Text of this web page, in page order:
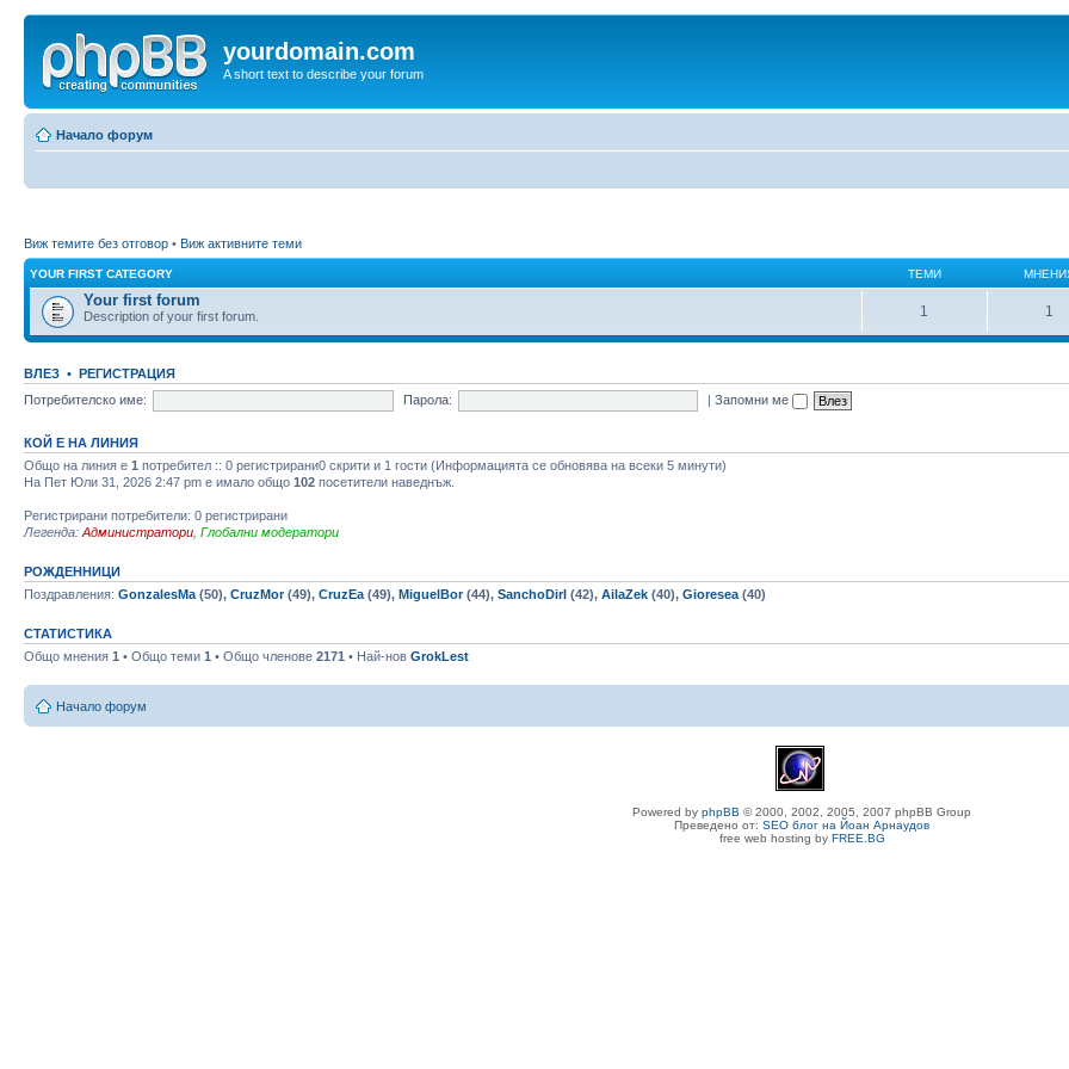
yourdomain.com
A short text to describe your forum
Начало форум
Виж темите без отговор • Виж активните теми
YOUR FIRST CATEGORY ТЕМИ
Your first forum
Description of your first forum. 1 1
ВЛЕЗ • РЕГИСТРАЦИЯ
Потребителско име:
Парола: |Запомни ме
КОЙ Е НА ЛИНИЯ
Общо на линия e 1 потребител :: 0 регистрирани0 скрити и 1 гости (Информацията се обновява на всеки 5 минути)
На Пет Юли 31, 2026 2:47 pm е имало общо 102 посетители наведнъж.
Регистрирани потребители: 0 регистрирани
Легенда: Администратори Глобални модератори
РОЖДЕННИЦИ
Поздравления: GonzalesMa (50), CruzMor(49), CruzEa (49), MiguelBor(44), SanchoDirl (42), AilaZek (40), Gioresea (40)
СТАТИСТИКА
Общо мнения 1 • Общо теми 1 • Общо членове 2171 • Най-нов GrokLest
Начало форум
Powered by phpBB © 2000, 2002, 2005, 2007 phpBB Group
Преведено от: SEO блог на Йоан Арнаудов
free web hosting by FREE.BG